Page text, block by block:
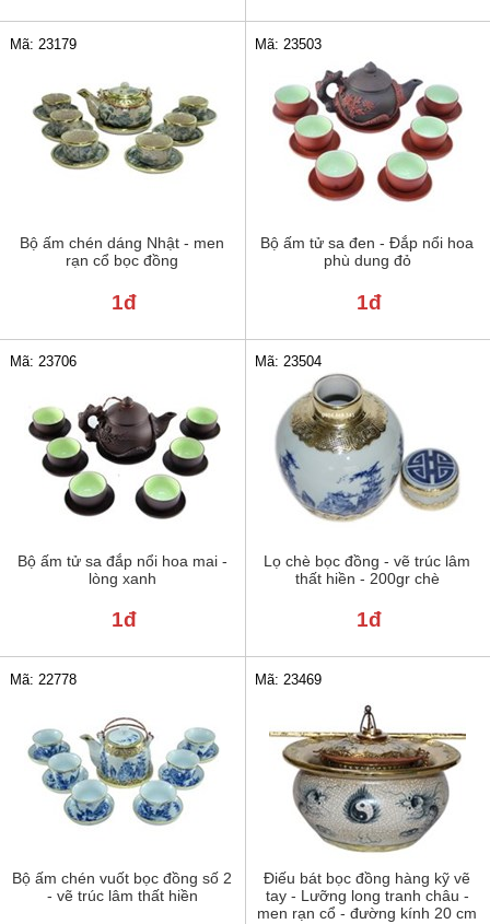
Bộ ấm chén dáng Nhật - men
rạn cổ bọc đồng
Mã: 23179
1đ
Bộ ấm tử sa đen - Đắp nổi hoa
phù dung đỏ
Mã: 23503
1đ
Bộ ấm tử sa đắp nổi hoa mai -
lòng xanh
Mã: 23706
1đ
Lọ chè bọc đồng - vẽ trúc lâm
thất hiền - 200gr chè
Mã: 23504
1đ
Bộ ấm chén vuốt bọc đồng số 2
- vẽ trúc lâm thất hiền
Mã: 22778
Điếu bát bọc đồng hàng kỹ vẽ
tay - Lưỡng long tranh châu -
men rạn cổ - đường kính 20 cm
Mã: 23469